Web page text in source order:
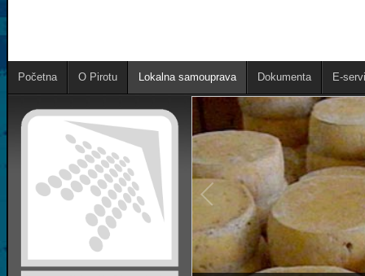
Početna O Pirotu Lokalna samouprava Dokumenta E-